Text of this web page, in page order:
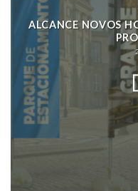
ALCANCE NOVOS